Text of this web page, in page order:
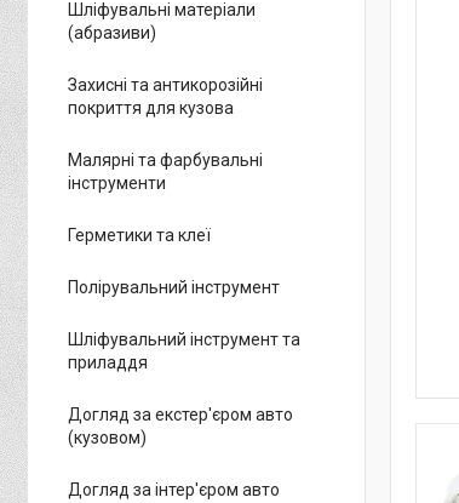
Шліфувальні матеріали
(абразиви)
Захисні та антикорозійні
покриття для кузова
Малярні та фарбувальні
інструменти
Герметики та клеї
Полірувальний інструмент
Шліфувальний інструмент та
приладдя
Догляд за екстер'єром авто
(кузовом)
Догляд за інтер'єром авто